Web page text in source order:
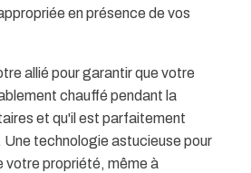
en présence de vos
allié pour garantir que votre
chauffé pendant la
et qu'il est parfaitement
technologie astucieuse pour
votre propriété, même à